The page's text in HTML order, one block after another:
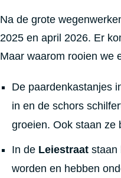
Na de grote
2025 en april 2026. Er
Maar waarom rooien we
De paardenkastanjes
in en de schors
groeien. Ook staan ze
In de Leiestraat staan
worden en hebben